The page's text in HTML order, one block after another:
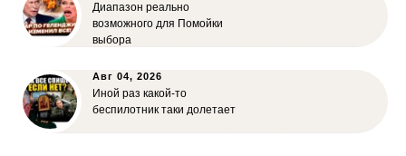
Диапазон реально
возможного для Помойки
выбора
Авг 04, 2026
Иной раз какой-то
беспилотник таки долетает